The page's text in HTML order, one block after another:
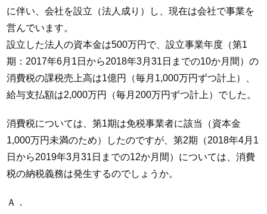
に伴い、会社を設立（法人成り）し、現在は会社で事業を
営んでいます。
設立した法人の資本金は500万円で、設立事業年度（第1
期：2017年6月1日から2018年3月31日までの10か月間）の
消費税の課税売上高は1億円（毎月1,000万円ずつ計上）、
給与支払額は2,000万円（毎月200万円ずつ計上）でした。
消費税については、第1期は免税事業者に該当（資本金
1,000万円未満のため）したのですが、第2期（2018年4月1
日から2019年3月31日までの12か月間）については、消費
税の納税義務は発生するのでしょうか。
Ａ．